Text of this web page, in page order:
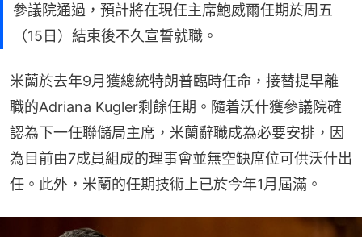
參議院通過，預計將在現任主席鮑威爾任期於周五
（15日）結束後不久宣誓就職。
米蘭於去年9月獲總統特朗普臨時任命，接替提早離
職的Adriana Kugler剩餘任期。隨着沃什獲參議院確
認為下一任聯儲局主席，米蘭辭職成為必要安排，因
為目前由7成員組成的理事會並無空缺席位可供沃什出
任。此外，米蘭的任期技術上已於今年1月屆滿。